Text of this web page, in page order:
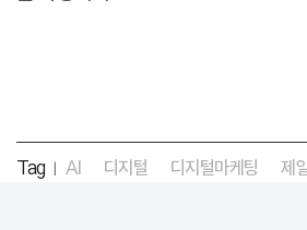
Tag | AI 디지털 디지털마케팅 제